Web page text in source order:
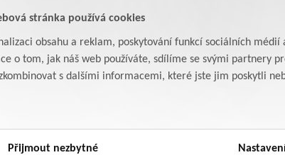
stránka používá cookies
obsahu a reklam, poskytování funkcí sociálních
o tom, jak náš web používáte, sdílíme se svými partnery
s dalšími informacemi, které jste jim poskytli
Přijmout nezbytné